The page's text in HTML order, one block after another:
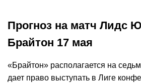
Прогноз на матч Лидс
Брайтон 17 мая
«Брайтон» располагается на
дает право выступать в Лиге